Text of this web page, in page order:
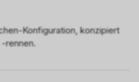
Konfiguration, konzipiert
rennen.